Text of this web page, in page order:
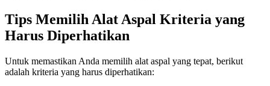
Tips Memilih Alat Aspal Kriteria yang
Harus Diperhatikan
Untuk memastikan Anda memilih alat aspal yang tepat, berikut
adalah kriteria yang harus diperhatikan: